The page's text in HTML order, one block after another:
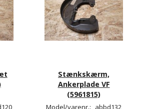
Stænkskærm,
Ankerplade VF
(5961815)
Model/varenr.: abbd132